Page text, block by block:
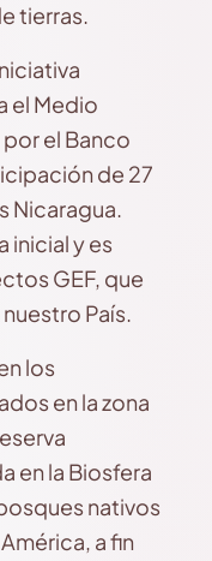
tierras.
el Medio
el Banco
de 27
Nicaragua.
inicial y es
GEF, que
País.
los
en la zona
en la Biosfera
nativos
a fin